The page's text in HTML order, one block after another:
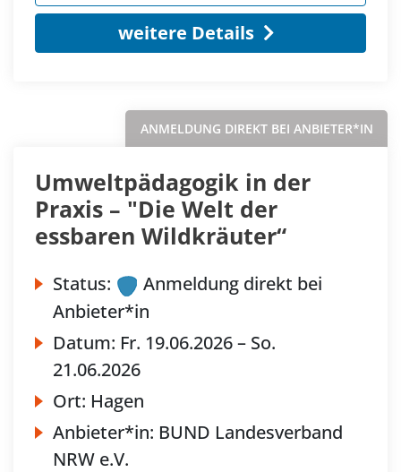
weitere Details
ANMELDUNG DIREKT BEI ANBIETER*IN
Umweltpädagogik in der
Praxis – "Die Welt der
essbaren Wildkräuter“
Status:
Anmeldung direkt bei
Anbieter*in
Datum: Fr. 19.06.2026 – So.
21.06.2026
Ort: Hagen
Anbieter*in: BUND Landesverband
NRW e.V.